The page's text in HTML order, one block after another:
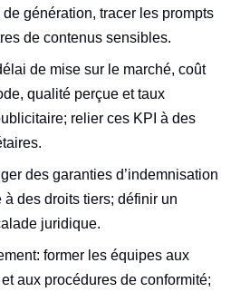
génération, tracer les prompts
de contenus sensibles.
de mise sur le marché, coût
qualité perçue et taux
relier ces KPI à des
des garanties d’indemnisation
à des droits tiers; définir un
juridique.
former les équipes aux
aux procédures de conformité;